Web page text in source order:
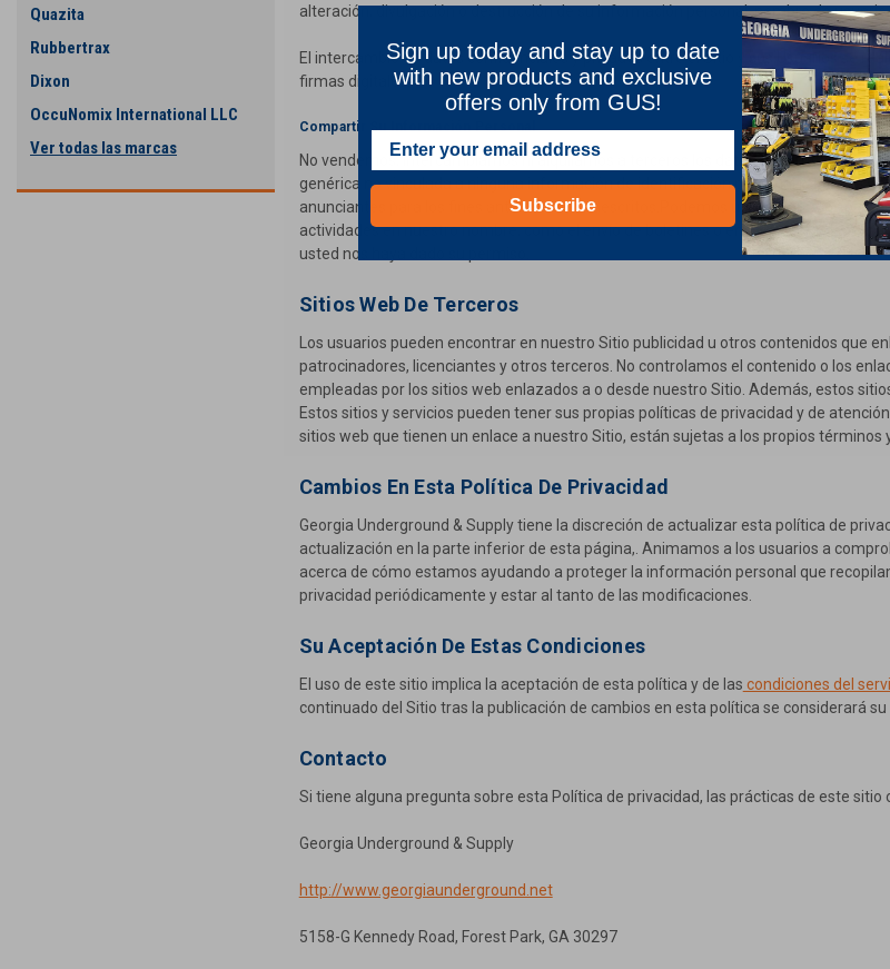
Quazita
Rubbertrax
Dixon
OccuNomix International LLC
Ver todas las marcas
alteración, divulgación o destrucción de su información personal, nombre de
El intercambio de datos confidenciales y privados entre el Sitio y sus Usuarios se
firmas digitales.
Compartir Su Información Personal
No vendemos, intercambiamos ni alquilamos a terceros los datos de
genérica no vinculada a ninguna información de identificación personal relativa a
anunciantes para los fines anteriormente descritos.Podemos utilizar terceros
actividades en nuestro nombre, como el envío de boletines o encuestas.
usted nos haya dado su permiso.
Sitios Web De Terceros
Los usuarios pueden encontrar en nuestro Sitio publicidad u otros contenidos que
patrocinadores, licenciantes y otros terceros. No controlamos el contenido o los
empleadas por los sitios web enlazados a o desde nuestro Sitio. Además, estos
Estos sitios y servicios pueden tener sus propias políticas de privacidad y de
sitios web que tienen un enlace a nuestro Sitio, están sujetas a los propios términos
Cambios En Esta Política De Privacidad
Georgia Underground & Supply tiene la discreción de actualizar esta política de
actualización en la parte inferior de esta página,. Animamos a los usuarios a
acerca de cómo estamos ayudando a proteger la información personal que
privacidad periódicamente y estar al tanto de las modificaciones.
Su Aceptación De Estas Condiciones
El uso de este sitio implica la aceptación de esta política y de las condiciones del
continuado del Sitio tras la publicación de cambios en esta política se considerará
Contacto
Si tiene alguna pregunta sobre esta Política de privacidad, las prácticas de este
Georgia Underground & Supply
http://www.georgiaunderground.net
5158-G Kennedy Road, Forest Park, GA 30297
Sign up today and stay up to date
with new products and exclusive
offers only from GUS!
Subscribe